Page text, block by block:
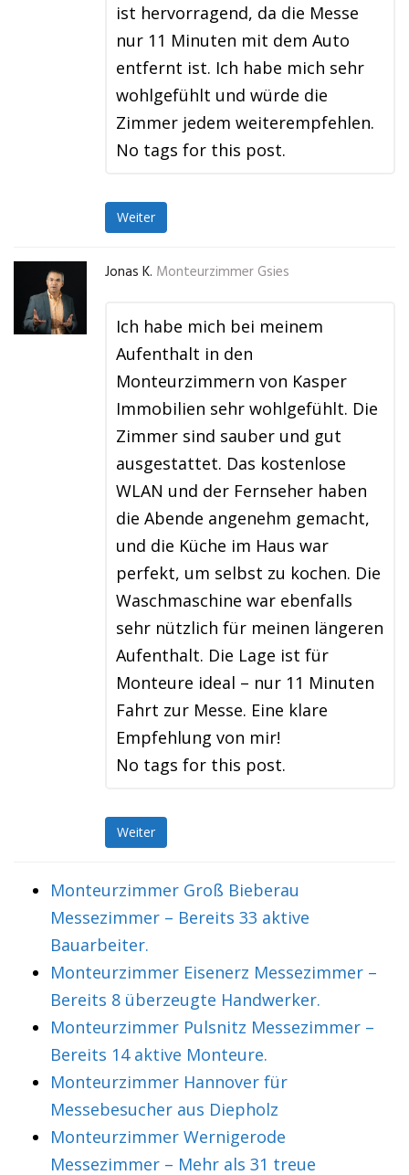
ist hervorragend, da die Messe
nur 11 Minuten mit dem Auto
entfernt ist. Ich habe mich sehr
wohlgefühlt und würde die
Zimmer jedem weiterempfehlen.
No tags for this post.
Weiter
Jonas K. Monteurzimmer Gsies
Ich habe mich bei meinem
Aufenthalt in den
Monteurzimmern von Kasper
Immobilien sehr wohlgefühlt. Die
Zimmer sind sauber und gut
ausgestattet. Das kostenlose
WLAN und der Fernseher haben
die Abende angenehm gemacht,
und die Küche im Haus war
perfekt, um selbst zu kochen. Die
Waschmaschine war ebenfalls
sehr nützlich für meinen längeren
Aufenthalt. Die Lage ist für
Monteure ideal – nur 11 Minuten
Fahrt zur Messe. Eine klare
Empfehlung von mir!
No tags for this post.
Weiter
Monteurzimmer Groß Bieberau
Messezimmer – Bereits 33 aktive
Bauarbeiter.
Monteurzimmer Eisenerz Messezimmer –
Bereits 8 überzeugte Handwerker.
Monteurzimmer Pulsnitz Messezimmer –
Bereits 14 aktive Monteure.
Monteurzimmer Hannover für
Messebesucher aus Diepholz
Monteurzimmer Wernigerode
Messezimmer – Mehr als 31 treue